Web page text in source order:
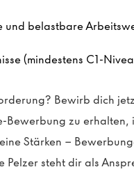
und belastbare
(mindestens C1-
Bewirb dich
Bewerbung zu
Stärken –
Pelzer steht dir als